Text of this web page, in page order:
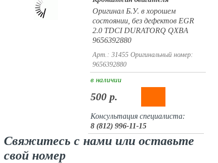
Оригинал Б.У. в хорошем
состоянии, без дефектов EGR
2.0 TDCI DURATORQ QXBA
9656392880
Арт.: 31455 Оригинальный номер:
9656392880
в наличии
500 р.
Консультация специалиста:
8 (812) 996-11-15
Свяжитесь с нами или оставьте
свой номер